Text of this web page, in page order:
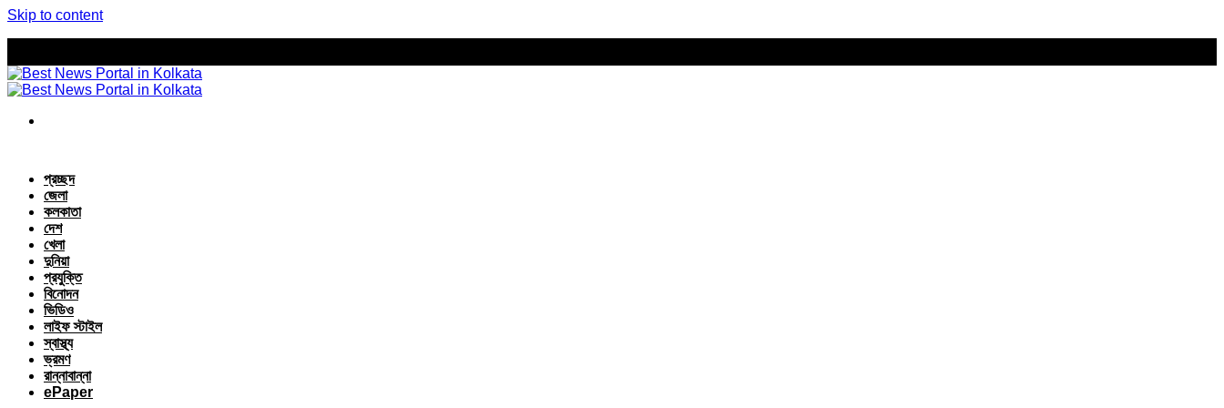
Skip to content
প্রচ্ছদ
জেলা
কলকাতা
দেশ
খেলা
দুনিয়া
প্রযুক্তি
বিনোদন
ভিডিও
লাইফ স্টাইল
স্বাস্থ্য
ভ্রমণ
রান্নাবান্না
ePaper